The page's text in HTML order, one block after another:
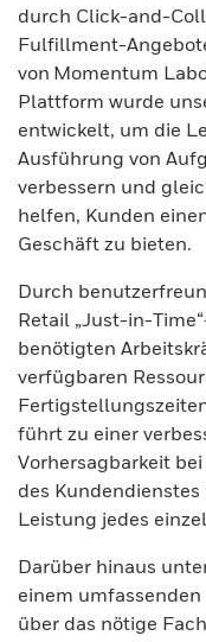
durch Click-and-
Fulfillment-
von Momentum
Plattform wurde
entwickelt, um die
Ausführung von
verbessern und
helfen, Kunden
Geschäft zu bieten.
Durch
Retail „Just-in-
benötigten
verfügbaren
führt zu einer
Vorhersagbarkeit
des
Leistung jedes
Darüber hinaus
einem
über das nötige